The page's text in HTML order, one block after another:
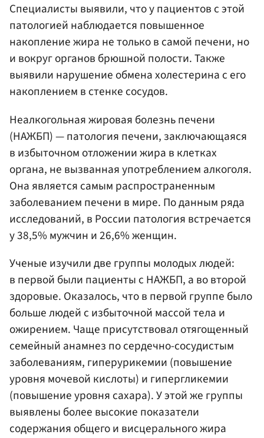
Специалисты выявили, что у пациентов с этой
патологией наблюдается повышенное
накопление жира не только в самой печени, но
и вокруг органов брюшной полости. Также
выявили нарушение обмена холестерина с его
накоплением в стенке сосудов.
Неалкогольная жировая болезнь печени
(НАЖБП) — патология печени, заключающаяся
в избыточном отложении жира в клетках
органа, не вызванная употреблением алкоголя.
Она является самым распространенным
заболеванием печени в мире. По данным ряда
исследований, в России патология встречается
у 38,5% мужчин и 26,6% женщин.
Ученые изучили две группы молодых людей:
в первой были пациенты с НАЖБП, а во второй
здоровые. Оказалось, что в первой группе было
больше людей с избыточной массой тела и
ожирением. Чаще присутствовал отягощенный
семейный анамнез по сердечно-сосудистым
заболеваниям, гиперурикемии (повышение
уровня мочевой кислоты) и гипергликемии
(повышение уровня сахара). У этой же группы
выявлены более высокие показатели
содержания общего и висцерального жира